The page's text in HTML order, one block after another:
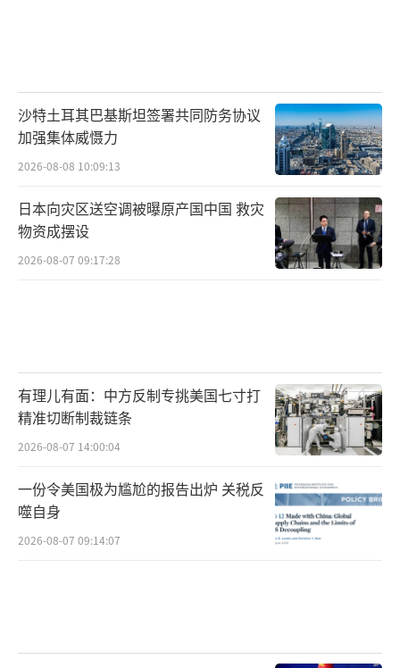
沙特土耳其巴基斯坦签署共同防务协议
加强集体威慑力
2026-08-08 10:09:13
日本向灾区送空调被曝原产国中国 救灾
物资成摆设
2026-08-07 09:17:28
有理儿有面：中方反制专挑美国七寸打
精准切断制裁链条
2026-08-07 14:00:04
一份令美国极为尴尬的报告出炉 关税反
噬自身
2026-08-07 09:14:07